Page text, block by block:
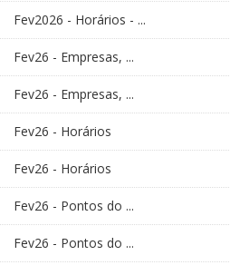
Fev2026 - Horários - ...
Fev26 - Empresas, ...
Fev26 - Empresas, ...
Fev26 - Horários
Fev26 - Horários
Fev26 - Pontos do ...
Fev26 - Pontos do ...